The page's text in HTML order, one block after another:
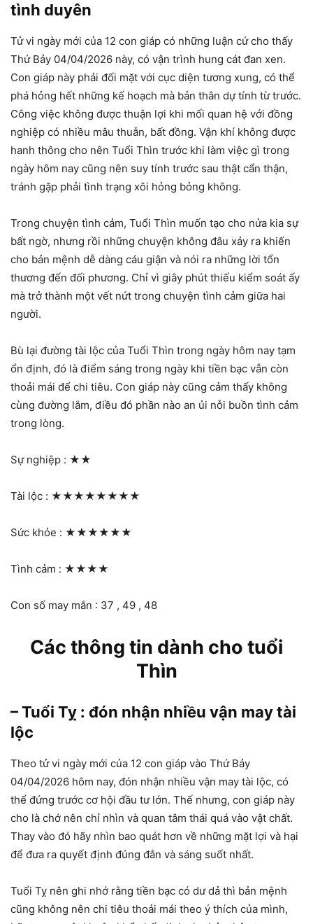
tình duyên
Tử vi ngày mới của 12 con giáp có những luận cứ cho thấy
Thứ Bảy 04/04/2026 này, có vận trình hung cát đan xen.
Con giáp này phải đối mặt với cục diện tương xung, có thể
phá hỏng hết những kế hoạch mà bản thân dự tính từ trước.
Công việc không được thuận lợi khi mối quan hệ với đồng
nghiệp có nhiều mâu thuẫn, bất đồng. Vận khí không được
hanh thông cho nên Tuổi Thìn trước khi làm việc gì trong
ngày hôm nay cũng nên suy tính trước sau thật cẩn thận,
tránh gặp phải tình trạng xôi hỏng bỏng không.
Trong chuyện tình cảm, Tuổi Thìn muốn tạo cho nửa kia sự
bất ngờ, nhưng rồi những chuyện không đâu xảy ra khiến
cho bản mệnh dễ dàng cáu giận và nói ra những lời tổn
thương đến đối phương. Chỉ vì giây phút thiếu kiểm soát ấy
mà trở thành một vết nứt trong chuyện tình cảm giữa hai
người.
Bù lại đường tài lộc của Tuổi Thìn trong ngày hôm nay tạm
ổn định, đó là điểm sáng trong ngày khi tiền bạc vẫn còn
thoải mái để chi tiêu. Con giáp này cũng cảm thấy không
cùng đường lắm, điều đó phần nào an ủi nỗi buồn tình cảm
trong lòng.
Sự nghiệp : ★★
Tài lộc : ★★★★★★★★
Sức khỏe : ★★★★★★
Tình cảm : ★★★★
Con số may mắn : 37 , 49 , 48
Các thông tin dành cho tuổi
Thìn
– Tuổi Tỵ : đón nhận nhiều vận may tài
lộc
Theo tử vi ngày mới của 12 con giáp vào Thứ Bảy
04/04/2026 hôm nay, đón nhận nhiều vận may tài lộc, có
thể đứng trước cơ hội đầu tư lớn. Thế nhưng, con giáp này
cho là chớ nên chỉ nhìn và quan tâm thái quá vào vật chất.
Thay vào đó hãy nhìn bao quát hơn về những mặt lợi và hại
để đưa ra quyết định đúng đắn và sáng suốt nhất.
Tuổi Tỵ nên ghi nhớ rằng tiền bạc có dư dả thì bản mệnh
cũng không nên chi tiêu thoải mái theo ý thích của mình,